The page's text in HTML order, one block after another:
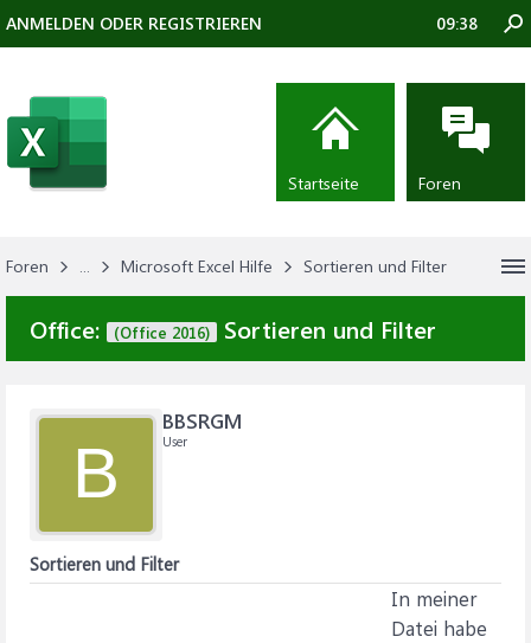
Foren ... Microsoft Excel Hilfe Sortieren und Filter
Office: (Office 2016) Sortieren und Filter
B
BBSRGM
User
Sortieren und Filter
In meiner
Datei habe
ANMELDEN ODER REGISTRIEREN 09:38
Startseite Foren